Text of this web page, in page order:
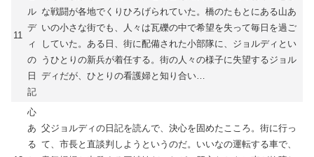
11
ル
デ
ィ
の
日
記
な戦闘が各地でくりひろげられていた。橋のたもとにある山あ
いの小さな街でも、人々は瓦礫の中で希望を失って毎日を過ご
していた。ある日、街に配備された小部隊に、ジョルディとい
うひとりの新兵が着任する。街の人々の様子に失望するジョル
ディだが、ひとりの看護婦と知り合い…
心
あ
る
父ジョルディの日記を読んで、決心を固めたこころ。街に行っ
て、市長と直談判しようというのだ。いいなの運転する車で、